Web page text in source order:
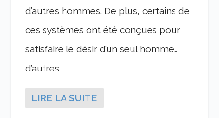
d’autres hommes. De plus, certains de
ces systèmes ont été conçues pour
satisfaire le désir d’un seul homme…
d’autres...
LIRE LA SUITE